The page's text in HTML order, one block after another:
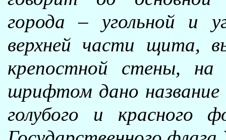
города – угольной и
верхней части щита,
крепостной стены, на
шрифтом дано
голубого и красного